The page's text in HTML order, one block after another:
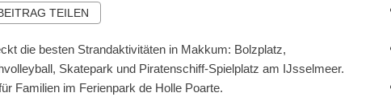
TEILEN
die besten Strandaktivitäten in Makkum: Bolzplatz,
Skatepark und Piratenschiff-Spielplatz am IJsselmeer.
Familien im Ferienpark de Holle Poarte.